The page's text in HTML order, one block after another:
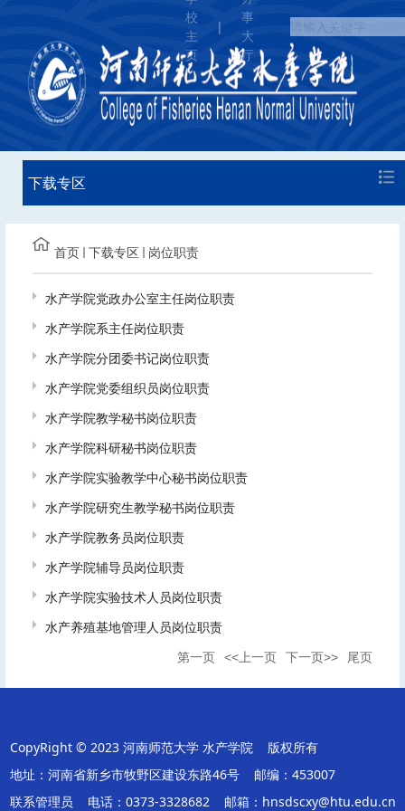
校
主
页
|
事
大
厅
下载专区
首页 下载专区 岗位职责
水产学院党政办公室主任岗位职责
水产学院系主任岗位职责
水产学院分团委书记岗位职责
水产学院党委组织员岗位职责
水产学院教学秘书岗位职责
水产学院科研秘书岗位职责
水产学院实验教学中心秘书岗位职责
水产学院研究生教学秘书岗位职责
水产学院教务员岗位职责
水产学院辅导员岗位职责
水产学院实验技术人员岗位职责
水产养殖基地管理人员岗位职责
第一页 <<上一页 下一页>> 尾页
CopyRight © 2023 河南师范大学 水产学院 版权所有
地址：河南省新乡市牧野区建设东路46号 邮编：453007
联系管理员 电话：0373-3328682 邮箱：hnsdscxy@htu.edu.cn